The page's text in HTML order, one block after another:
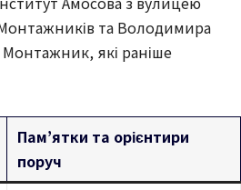
та Володимира
які раніше
Пам’ятки та орієнтири
поруч